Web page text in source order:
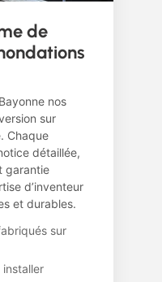
de
nos
sur
Chaque
détaillée,
garantie
d’inventeur
et durables.
sur
installer